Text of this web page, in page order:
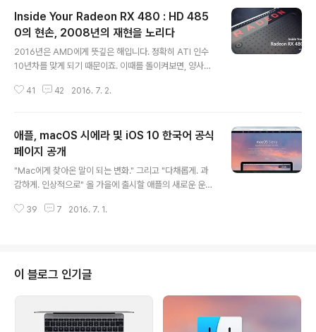
Inside Your Radeon RX 480 : HD 485
0의 현손, 2008년의 재현을 노리다
2016년은 AMD에게 뜻깊은 해입니다. 정확히 ATI 인수
10년차를 맞게 되기 때문이죠. 이때를 돌이켜보면, 양사가
조달을 위해 반도체 제조설비를 내다 팔아야 했고, 그 결과
되었습니다. 이때 떨어져 나온 AMD의 제조부문이 오늘날
의 글로벌파운드리입니다. AMD-ATI-글로벌파운드리 셋
의 삼각관계는 이토록 복잡한 배경에서 시작되었습니다.A
MD에 인수될 당시 ATI는 경황이 매우 좋지 않았습니다.
요. 이에 ATI의 경영권을 획득한 AMD가 가장 중점적으로
41 42 2016. 7. 2.
애플, macOS 시에라 및 iOS 10 한국어 공식
페이지 공개
"Mac에게 찾아온 말이 되는 변화." 그리고 "다채롭게. 과
감하게. 인상적으로" 올 가을에 출시할 애플의 새로운 운영
로 번역돼 애플 홈페이지에 올라왔습니다. 새 운영체제 소
가 올라오면서 새로운 운영체제의 특징과 새로운 기능들을
우리말로 온전히 엿볼 수 있게 됐습니다. 새 운영체제의 달
라진 점과 확인하는 데 애플 홈페이지보다 더 좋은 좋은 장
소는 없겠죠 :-) 아직 페이지를 방문하지 않은 분들은 예습
차원에서, 영문 페이지를 이미 접하신 분도 복습 차원에서
39 7 2016. 7. 1.
이 블로그 인기글